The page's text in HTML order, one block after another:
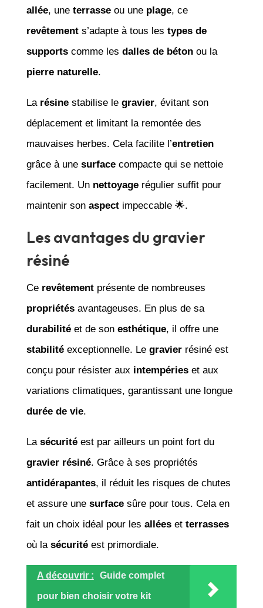
allée, une terrasseou une plage, ce
revêtements’adapte à tous les types de
supportscomme les dalles de bétonou la
pierre naturelle.
La résinestabilise le gravier, évitant son
déplacement et limitant la remontée des
mauvaises herbes. Cela facilite l’entretien
grâce à une surfacecompacte qui se nettoie
facilement. Un nettoyagerégulier suffit pour
maintenir son aspectimpeccable 🌟.
Les avantages du gravier
résiné
Ce revêtementprésente de nombreuses
propriétésavantageuses. En plus de sa
durabilitéet de son esthétique, il offre une
stabilitéexceptionnelle. Le gravierrésiné est
conçu pour résister aux intempérieset aux
variations climatiques, garantissant une longue
durée de vie.
La sécuritéest par ailleurs un point fort du
gravier résiné. Grâce à ses propriétés
antidérapantes, il réduit les risques de chutes
et assure une surfacesûre pour tous. Cela en
fait un choix idéal pour les alléeset terrasses
où la sécuritéest primordiale.
A découvrir : Guide complet
pour bien choisir votre kit